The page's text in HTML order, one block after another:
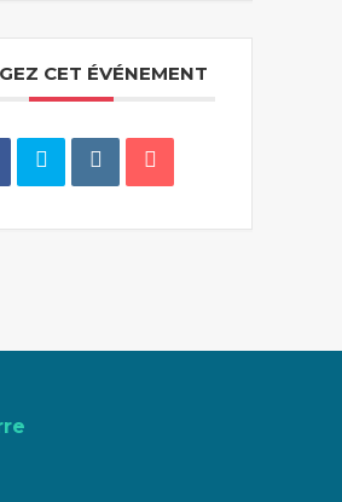
CET ÉVÉNEMENT